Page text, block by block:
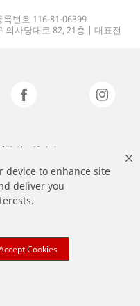
device to enhance site
deliver you
Cookies
번호 116-81-06399
의사당대로 82, 21층 | 대표전
의 상표입니다.